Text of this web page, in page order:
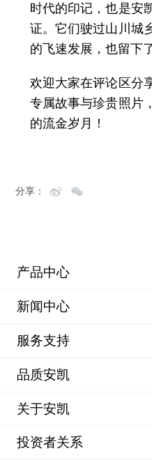
时代的印记，也是安
证。它们驶过山川城
的飞速发展，也留下
欢迎大家在评论区分
专属故事与珍贵照片
的流金岁月！
分享：
产品中心
新闻中心
服务支持
品质安凯
关于安凯
投资者关系